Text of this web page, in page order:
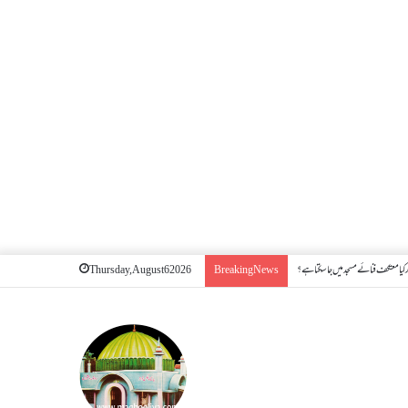
Thursday, August 6 2026 Breaking News معتکف فنائے مسجد میں جا سکتا ہے؟